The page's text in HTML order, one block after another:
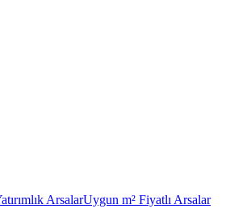
ArsalarUygun m² Fiyatlı Arsalar